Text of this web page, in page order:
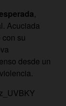
,
Acuciada
su
desde un